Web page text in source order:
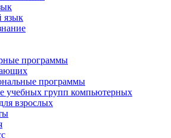
язык
программы
программы
учебных групп компьютерных
взрослых